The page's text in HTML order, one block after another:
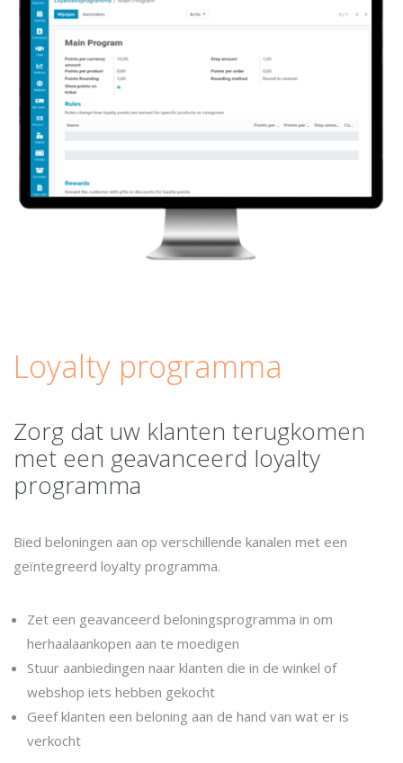
Loyalty programma
Zorg dat uw klanten terugkomen
met een geavanceerd loyalty
programma
Bied beloningen aan op verschillende kanalen met een
geïntegreerd loyalty programma.
Zet een geavanceerd beloningsprogramma in om
herhaalaankopen aan te moedigen
Stuur aanbiedingen naar klanten die in de winkel of
webshop iets hebben gekocht
Geef klanten een beloning aan de hand van wat er is
verkocht